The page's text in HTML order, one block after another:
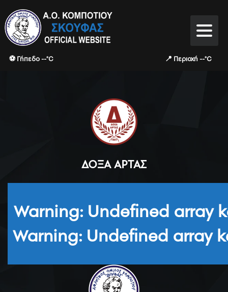
⚽ Γήπεδο --°C 📍 Περιοχή --°C
ΔΌΞΑ ΆΡΤΑΣ
Warning: Undefined array
Warning: Undefined array